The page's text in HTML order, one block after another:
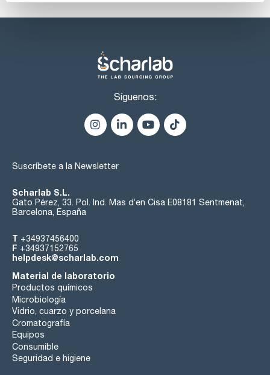
Síguenos:
Suscríbete a la Newsletter
Scharlab S.L.
Gato Pérez, 33. Pol. Ind. Mas d’en Cisa E08181 Sentmenat,
Barcelona, España
T +34937456400
F +34937152765
helpdesk@scharlab.com
Material de laboratorio
Productos químicos
Microbiología
Vidrio, cuarzo y porcelana
Cromatografía
Equipos
Consumible
Seguridad e higiene